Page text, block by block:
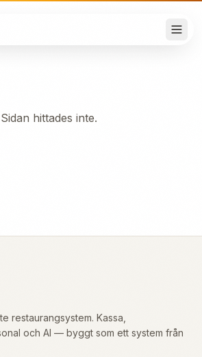
Sidan hittades inte.
restaurangsystem. Kassa,
och AI — byggt som ett system från